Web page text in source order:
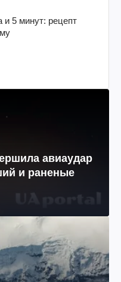
и 5 минут: рецепт
авиаудар
и раненые